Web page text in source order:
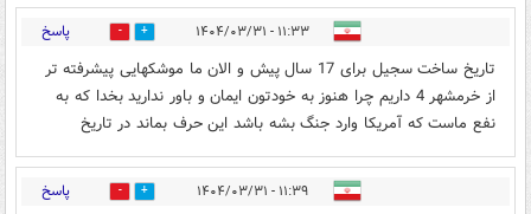
۱۱:۳۳ - ۱۴۰۴/۰۳/۳۱ 2 پاسخ
تاریخ ساخت سجیل برای 17 سال پیش و الان ما موشکهایی پیشرفته تر
از خرمشهر 4 داریم چرا هنوز به خودتون ایمان و باور ندارید بخدا که به
نفع ماست که آمریکا وارد جنگ بشه باشد این حرف بماند در تاریخ
۱۱:۳۹ - ۱۴۰۴/۰۳/۳۱ 1 پاسخ